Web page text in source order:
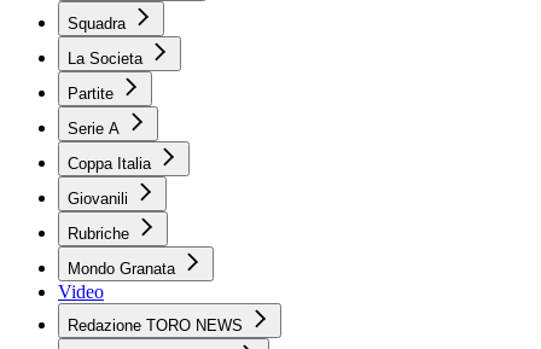
Squadra
La Societa
Partite
Serie A
Coppa Italia
Giovanili
Rubriche
Mondo Granata
Video
Redazione TORO NEWS